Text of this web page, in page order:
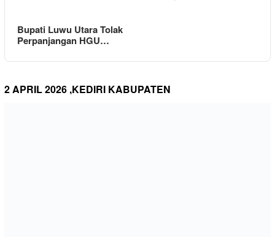
Bupati Luwu Utara Tolak
Perpanjangan HGU…
2 APRIL 2026 ,KEDIRI KABUPATEN